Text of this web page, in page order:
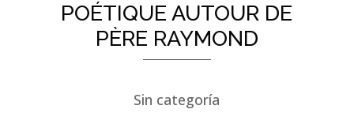
POÉTIQUE AUTOUR DE
PÈRE RAYMOND
Sin categoría